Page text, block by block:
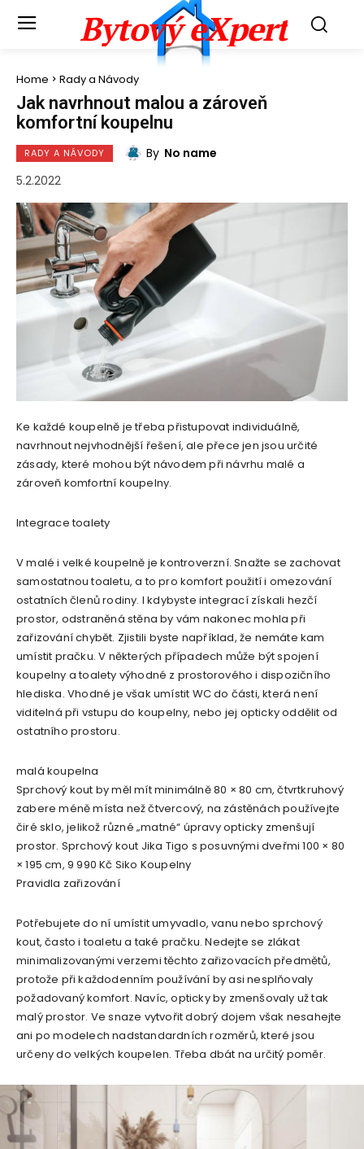
Bytový eXpert
Home Rady a Návody
Jak navrhnout malou a zároveň
komfortní koupelnu
RADY A NÁVODY By No name
5.2.2022
Ke každé koupelně je třeba přistupovat individuálně,
navrhnout nejvhodnější řešení, ale přece jen jsou určité
zásady, které mohou být návodem při návrhu malé a
zároveň komfortní koupelny.
Integrace toalety
V malé i velké koupelně je kontroverzní. Snažte se zachovat
samostatnou toaletu, a to pro komfort použití i omezování
ostatních členů rodiny. I kdybyste integrací získali hezčí
prostor, odstraněná stěna by vám nakonec mohla při
zařizování chybět. Zjistili byste například, že nemáte kam
umístit pračku. V některých případech může být spojení
koupelny a toalety výhodné z prostorového i dispozičního
hlediska. Vhodné je však umístit WC do části, která není
viditelná při vstupu do koupelny, nebo jej opticky oddělit od
ostatního prostoru.
malá koupelna
Sprchový kout by měl mít minimálně 80 × 80 cm, čtvrtkruhový
zabere méně místa než čtvercový, na zástěnách používejte
čiré sklo, jelikož různé „matné“ úpravy opticky zmenšují
prostor. Sprchový kout Jika Tigo s posuvnými dveřmi 100 × 80
× 195 cm, 9 990 Kč Siko Koupelny
Pravidla zařizování
Potřebujete do ní umístit umyvadlo, vanu nebo sprchový
kout, často i toaletu a také pračku. Nedejte se zlákat
minimalizovanými verzemi těchto zařizovacích předmětů,
protože při každodenním používání by asi nesplňovaly
požadovaný komfort. Navíc, opticky by zmenšovaly už tak
malý prostor. Ve snaze vytvořit dobrý dojem však nesahejte
ani po modelech nadstandardních rozměrů, které jsou
určeny do velkých koupelen. Třeba dbát na určitý poměr.